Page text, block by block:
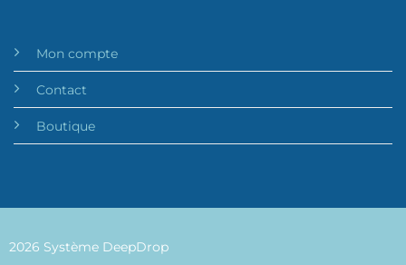
Mon compte
Contact
Boutique
2026 Système DeepDrop